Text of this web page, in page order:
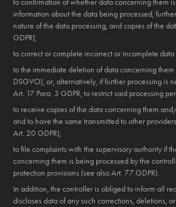
to confirmation of whether data concerning them
information about the data being processed,
nature of the data processing, and copies of the
GDPR);
to correct or complete incorrect or incomplete data
to the immediate deletion of data concerning them
DSGVO), or, alternatively, if further processing is
Art. 17 Para. 3 GDPR, to restrict said processing
to receive copies of the data concerning them
and to have the same transmitted to other
Art. 20 GDPR);
to file complaints with the supervisory authority if
concerning them is being processed by the
protection provisions (see also Art. 77 GDPR).
In addition, the controller is obliged to inform all
discloses data of any such corrections, deletions,